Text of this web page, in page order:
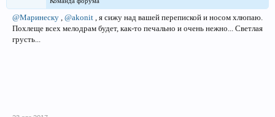
@Маринеску @akonit , я сижу над вашей перепиской и носом хлюпаю.
Похлеще всех мелодрам будет, как-то печально и очень нежно... Светлая
грусть...